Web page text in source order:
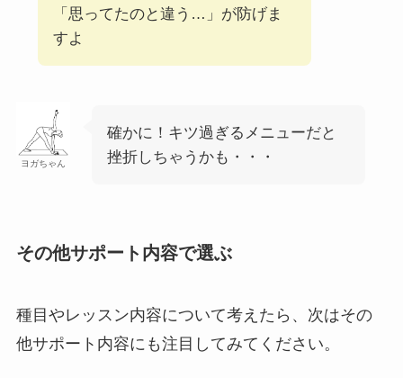
「思ってたのと違う…」が防げま
すよ
ヨガちゃん
確かに！キツ過ぎるメニューだと
挫折しちゃうかも・・・
その他サポート内容で選ぶ
種目やレッスン内容について考えたら、次はその
他サポート内容にも注目してみてください。